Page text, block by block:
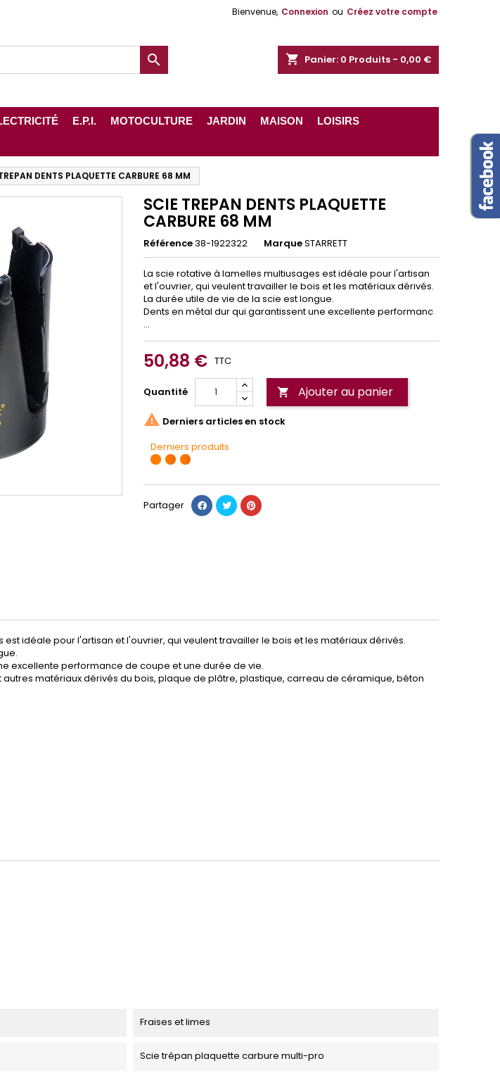
Bienvenue, Connexion ou Créez votre compte
shopping_cart Panier: 0 Produits - 0,00 €

E.P.I. MOTOCULTURE JARDIN MAISON
LOISIRS
DENTS PLAQUETTE CARBURE 68 MM
SCIE TREPAN DENTS PLAQUETTE
CARBURE 68 MM
Référence38-1922322 MarqueSTARRETT
La scie rotative à lamelles multiusages est idéale pour l'artisan
et l'ouvrier, qui veulent travailler le bois et les matériaux dérivés.
La durée utile de vie de la scie est longue.
Dents en métal dur qui garantissent une excellente performanc
...
50,88 € TTC
Quantité  Ajouter au panier
 Derniers articles en stock
Derniers produits
Partager
idéale pour l'artisan et l'ouvrier, qui veulent travailler le bois et les matériaux dérivés.
excellente performance de coupe et une durée de vie.
matériaux dérivés du bois, plaque de plâtre, plastique, carreau de céramique, béton
Fraises et limes
Scie trépan plaquette carbure multi-pro